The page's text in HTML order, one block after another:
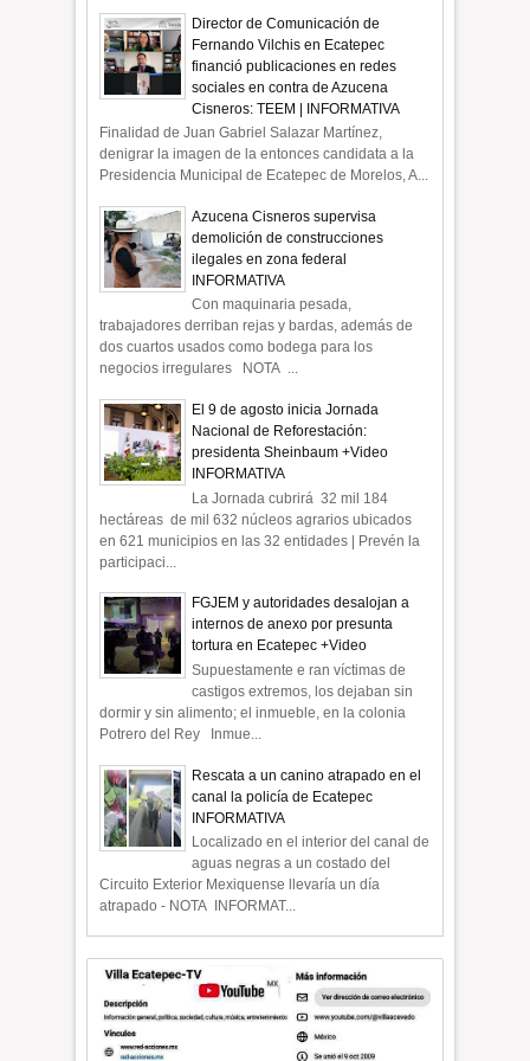
Director de Comunicación de
Fernando Vilchis en Ecatepec
financió publicaciones en redes
sociales en contra de Azucena
Cisneros: TEEM | INFORMATIVA
Finalidad de Juan Gabriel Salazar Martínez,
denigrar la imagen de la entonces candidata a la
Presidencia Municipal de Ecatepec de Morelos, A...
Azucena Cisneros supervisa
demolición de construcciones
ilegales en zona federal
INFORMATIVA
Con maquinaria pesada,
trabajadores derriban rejas y bardas, además de
dos cuartos usados como bodega para los
negocios irregulares NOTA ...
El 9 de agosto inicia Jornada
Nacional de Reforestación:
presidenta Sheinbaum +Video
INFORMATIVA
La Jornada cubrirá 32 mil 184
hectáreas de mil 632 núcleos agrarios ubicados
en 621 municipios en las 32 entidades | Prevén la
participaci...
FGJEM y autoridades desalojan a
internos de anexo por presunta
tortura en Ecatepec +Video
Supuestamente e ran víctimas de
castigos extremos, los dejaban sin
dormir y sin alimento; el inmueble, en la colonia
Potrero del Rey Inmue...
Rescata a un canino atrapado en el
canal la policía de Ecatepec
INFORMATIVA
Localizado en el interior del canal de
aguas negras a un costado del
Circuito Exterior Mexiquense llevaría un día
atrapado - NOTA INFORMAT...